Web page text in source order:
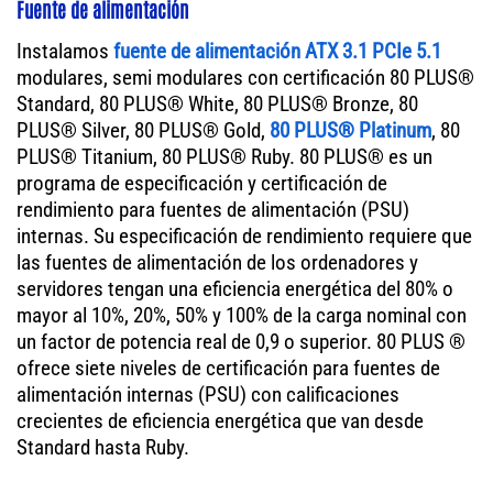
Fuente de alimentación
Instalamos fuente de alimentación ATX 3.1 PCIe 5.1
modulares, semi modulares con certificación 80 PLUS®
Standard, 80 PLUS® White, 80 PLUS® Bronze, 80
PLUS® Silver, 80 PLUS® Gold, 80 PLUS® Platinum, 80
PLUS® Titanium, 80 PLUS® Ruby. 80 PLUS® es un
programa de especificación y certificación de
rendimiento para fuentes de alimentación (PSU)
internas. Su especificación de rendimiento requiere que
las fuentes de alimentación de los ordenadores y
servidores tengan una eficiencia energética del 80% o
mayor al 10%, 20%, 50% y 100% de la carga nominal con
un factor de potencia real de 0,9 o superior. 80 PLUS ®
ofrece siete niveles de certificación para fuentes de
alimentación internas (PSU) con calificaciones
crecientes de eficiencia energética que van desde
Standard hasta Ruby.